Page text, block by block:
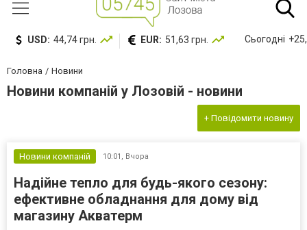
USD: 44,74 грн. EUR: 51,63 грн. Сьогодні
Головна Новини
Новини компаній у Лозовій - новини
+ Повідомити новину
Новини компаній 10:01, Вчора
Надійне тепло для будь-якого сезону:
ефективне обладнання для дому від
магазину Акватерм